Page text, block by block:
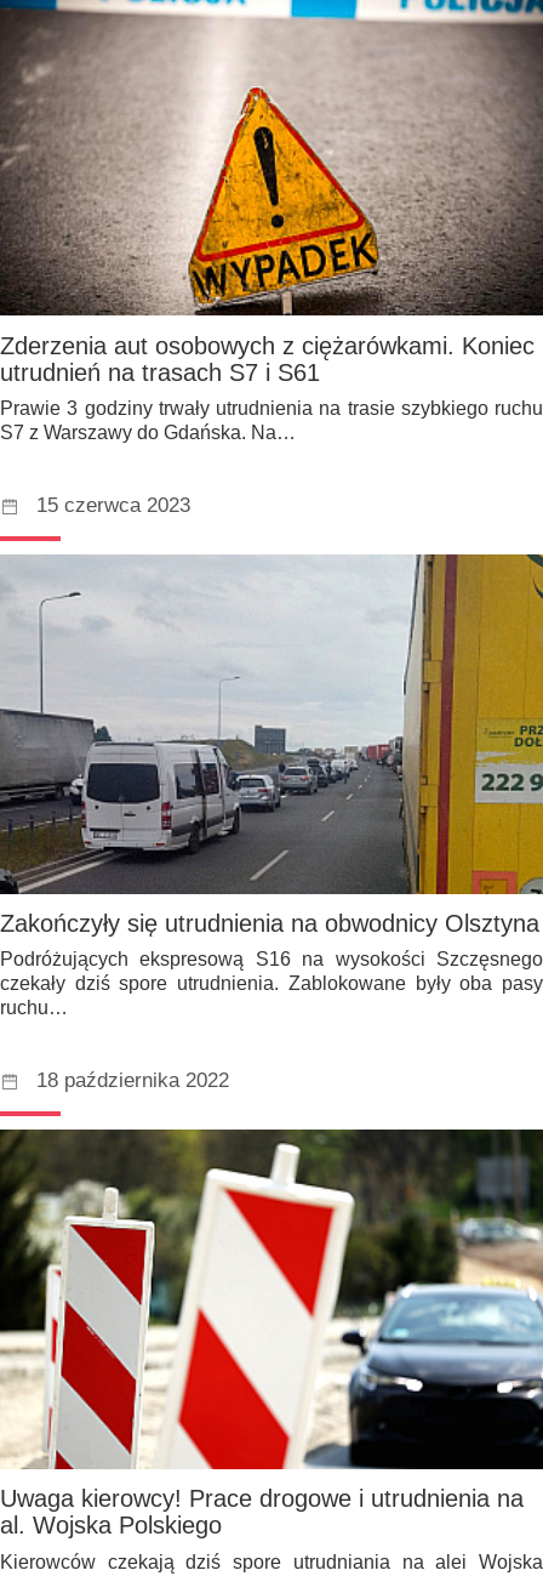
Zderzenia aut osobowych z ciężarówkami. Koniec
utrudnień na trasach S7 i S61
Prawie 3 godziny trwały utrudnienia na trasie szybkiego ruchu
S7 z Warszawy do Gdańska. Na…
15 czerwca 2023
Zakończyły się utrudnienia na obwodnicy Olsztyna
Podróżujących ekspresową S16 na wysokości Szczęsnego
czekały dziś spore utrudnienia. Zablokowane były oba pasy
ruchu…
18 października 2022
Uwaga kierowcy! Prace drogowe i utrudnienia na
al. Wojska Polskiego
Kierowców czekają dziś spore utrudniania na alei Wojska